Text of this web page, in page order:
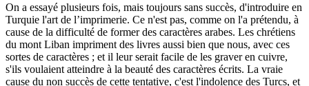
On a essayé plusieurs fois, mais toujours sans succès, d'introduire en
Turquie l'art de l’imprimerie. Ce n'est pas, comme on l'a prétendu, à
cause de la difficulté de former des caractères arabes. Les chrétiens
du mont Liban impriment des livres aussi bien que nous, avec ces
sortes de caractères ; et il leur serait facile de les graver en cuivre,
s'ils voulaient atteindre à la beauté des caractères écrits. La vraie
cause du non succès de cette tentative, c'est l'indolence des Turcs, et